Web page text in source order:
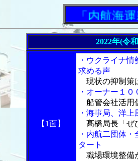
「内航海運新
2022年(令
【1面】
・ウクライナ
求める声
現状の抑制策
・オーナー１
船管会社活用
・海事局、洋
髙橋局長「ぜ
・内航二団体
タート
職場環境整備